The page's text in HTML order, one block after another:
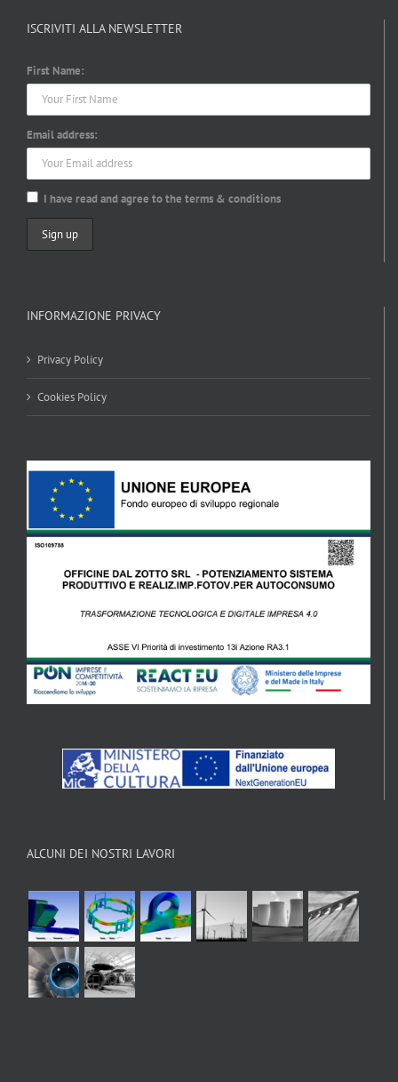
ISCRIVITI ALLA NEWSLETTER
First Name:
Email address:
I have read and agree to the terms & conditions
INFORMAZIONE PRIVACY
Privacy Policy
Cookies Policy
ALCUNI DEI NOSTRI LAVORI